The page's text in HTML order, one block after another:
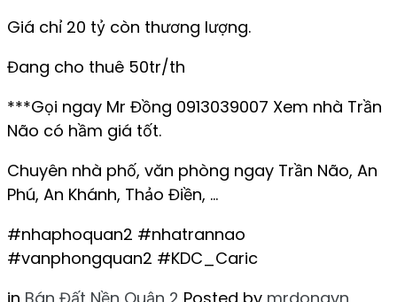
Giá chỉ 20 tỷ còn thương lượng.
Đang cho thuê 50tr/th
***Gọi ngay Mr Đồng 0913039007 Xem nhà Trần
Não có hầm giá tốt.
Chuyên nhà phố, văn phòng ngay Trần Não, An
Phú, An Khánh, Thảo Điền, …
#nhaphoquan2 #nhatrannao
#vanphongquan2 #KDC_Caric